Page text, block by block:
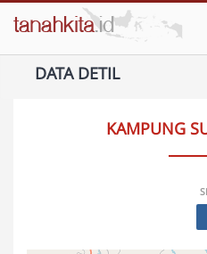
DATA DETIL
KAMPUNG